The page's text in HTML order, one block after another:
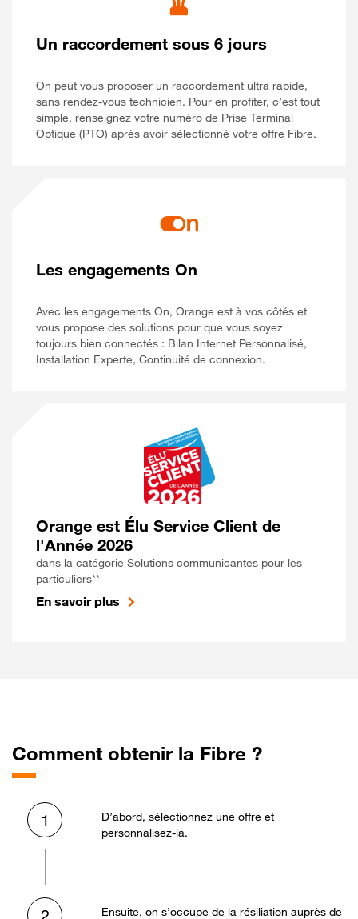
Un raccordement sous 6 jours
On peut vous proposer un raccordement ultra rapide,
sans rendez-vous technicien. Pour en profiter, c’est tout
simple, renseignez votre numéro de Prise Terminal
Optique (PTO) après avoir sélectionné votre offre Fibre.
Les engagements On
Avec les engagements On, Orange est à vos côtés et
vous propose des solutions pour que vous soyez
toujours bien connectés : Bilan Internet Personnalisé,
Installation Experte, Continuité de connexion.
Orange est Élu Service Client de
l'Année 2026
dans la catégorie Solutions communicantes pour les
particuliers**
En savoir plus
Comment obtenir la Fibre ?
1
D’abord, sélectionnez une offre et
personnalisez-la.
Ensuite, on s’occupe de la résiliation auprès de